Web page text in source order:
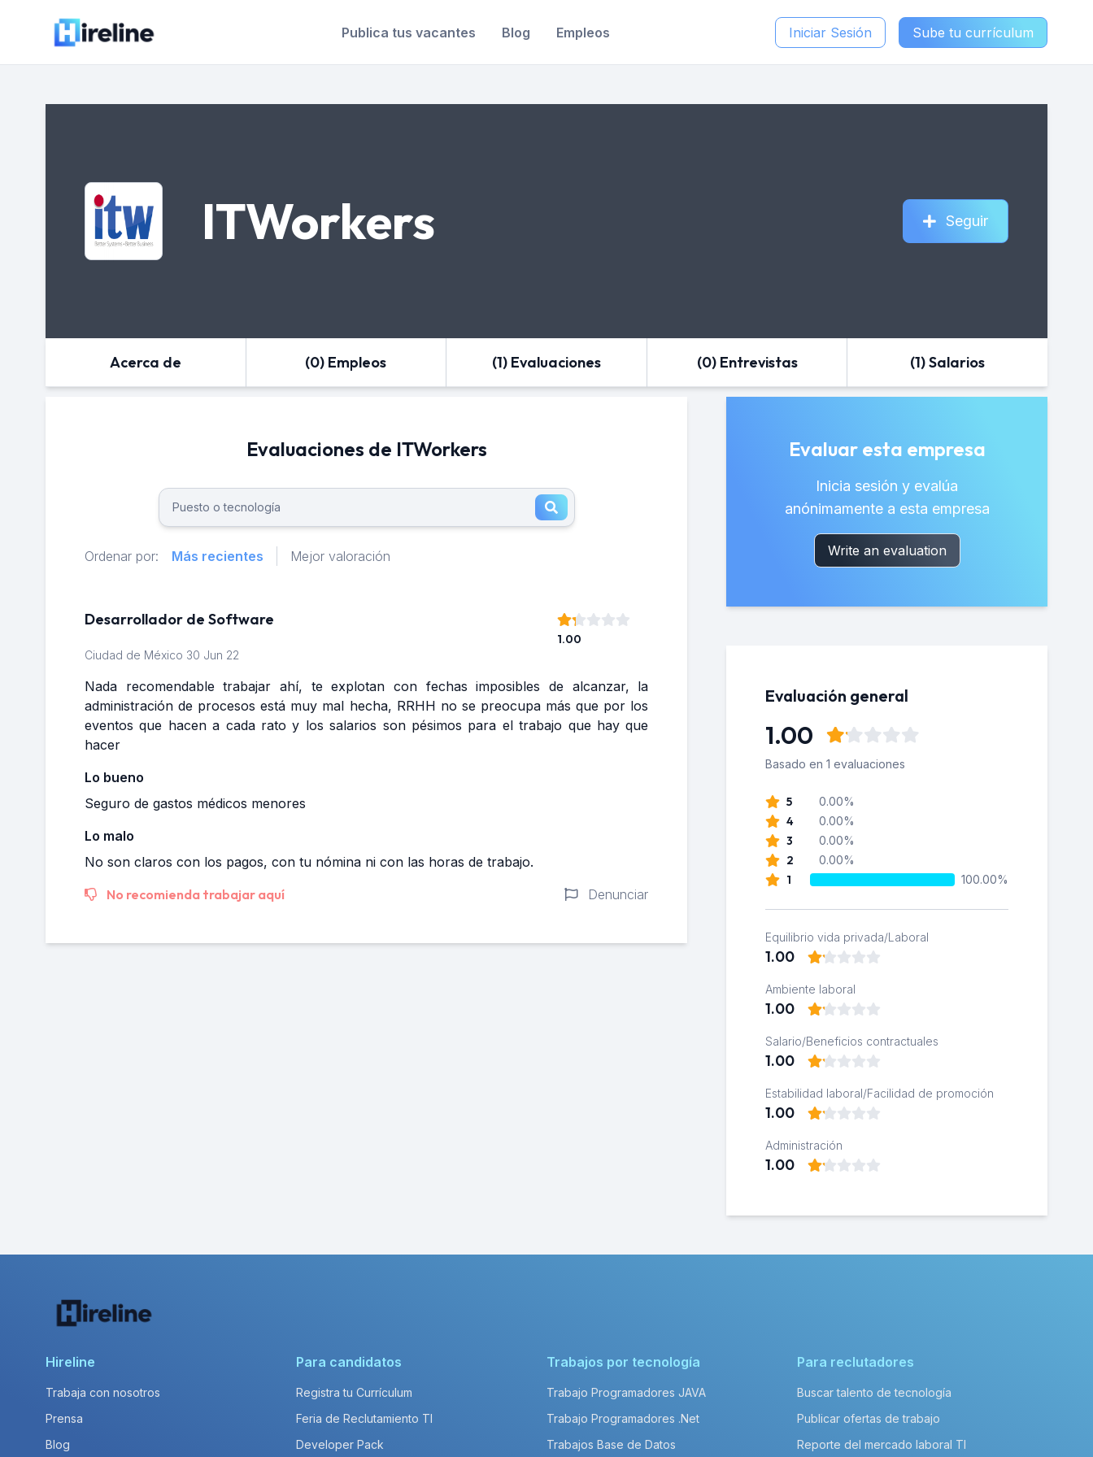
Publica tus vacantes Blog Empleos Iniciar Sesión Sube tu currículum
ITWorkers Seguir
Acerca de (0) Empleos (1) Evaluaciones (0) Entrevistas (1) Salarios
Evaluaciones de ITWorkers
Ordenar por: Más recientes Mejor valoración
Desarrollador de Software
1.00
Ciudad de México 30 Jun 22
Nada recomendable trabajar ahí, te explotan con fechas imposibles de alcanzar, la
administración de procesos está muy mal hecha, RRHH no se preocupa más que por los
eventos que hacen a cada rato y los salarios son pésimos para el trabajo que hay que
hacer
Lo bueno
Seguro de gastos médicos menores
Lo malo
No son claros con los pagos, con tu nómina ni con las horas de trabajo.
No recomienda trabajar aquí
Denunciar
Evaluar esta empresa
Inicia sesión y evalúa
anónimamente a esta empresa
Write an evaluation
Evaluación general
1.00
Basado en 1 evaluaciones
5 0.00%
4 0.00%
3 0.00%
2 0.00%
1 100.00%
Equilibrio vida privada/Laboral
1.00
Ambiente laboral
1.00
Salario/Beneficios contractuales
1.00
Estabilidad laboral/Facilidad de promoción
1.00
Administración
1.00
Hireline
Trabaja con nosotros
Prensa
Blog
Para candidatos
Registra tu Currículum
Feria de Reclutamiento TI
Developer Pack
Trabajos por tecnología
Trabajo Programadores JAVA
Trabajo Programadores .Net
Trabajos Base de Datos
Para reclutadores
Buscar talento de tecnología
Publicar ofertas de trabajo
Reporte del mercado laboral TI